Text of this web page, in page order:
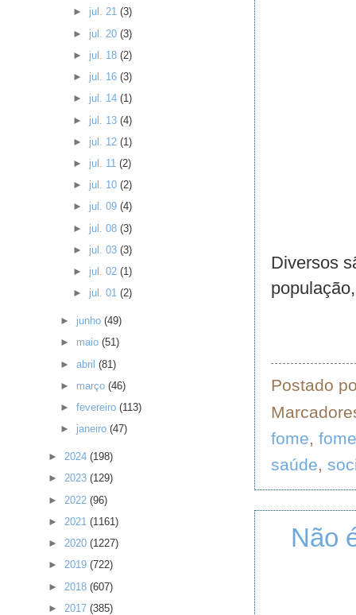
Diversos
Postado
fome,
saúde,
Não
► jul. 21 (3)
► jul. 20 (3)
► jul. 18 (2)
► jul. 16 (3)
► jul. 14 (1)
► jul. 13 (4)
► jul. 12 (1)
► jul. 11 (2)
► jul. 10 (2)
► jul. 09 (4)
► jul. 08 (3)
► jul. 03 (3)
► jul. 02 (1)
► jul. 01 (2)
► junho(49)
► maio(51)
►abril(81)
► março(46)
►fevereiro(113)
► janeiro(47)
► 2024 (198)
► 2023 (129)
► 2022 (96)
► 2021 (1161)
► 2020 (1227)
► 2019 (722)
► 2018 (607)
► 2017 (385)